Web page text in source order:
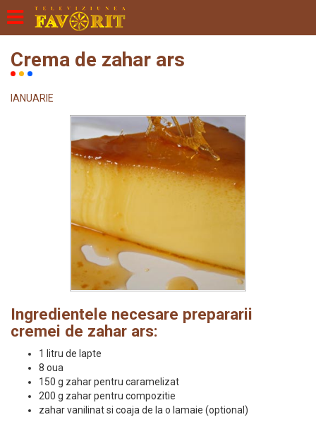
Crema de zahar ars
IANUARIE
Ingredientele necesare prepararii
cremei de zahar ars:
1 litru de lapte
8 oua
150 g zahar pentru caramelizat
200 g zahar pentru compozitie
zahar vanilinat si coaja de la o lamaie (optional)